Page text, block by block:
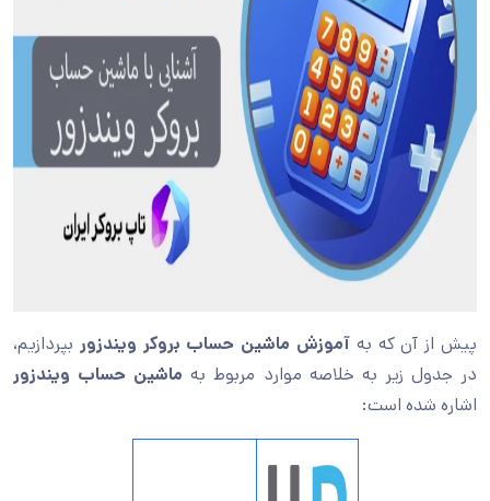
پیش از آن که به آموزش ماشین حساب بروکر ویندزور بپردازیم،
در جدول زیر به خلاصه موارد مربوط به ماشین حساب ویندزور
اشاره شده است: